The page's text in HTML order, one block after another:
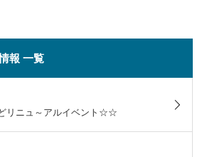
報 一覧
リニュ～アルイベント☆☆